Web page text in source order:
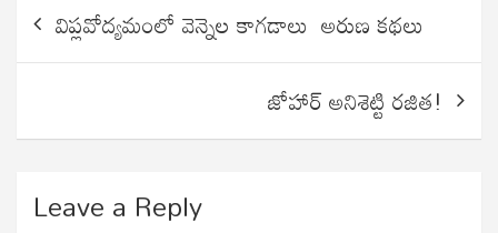
navigation
విప్లవోద్యమంలో వెన్నెల కాగడాలు అరుణ కథలు
జోహార్ అనిశెట్టి రజిత!
Leave a Reply